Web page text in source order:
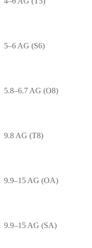
5–6 AG (S6)
5.8–6.7 AG (O8)
9.8 AG (T8)
9.9–15 AG (OA)
9.9–15 AG (SA)